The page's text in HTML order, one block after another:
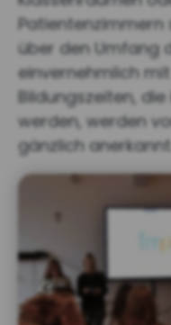
über den Umfang
einvernehmlich
Bildungszeiten,
werden, werden
gänzlich anerkannt.